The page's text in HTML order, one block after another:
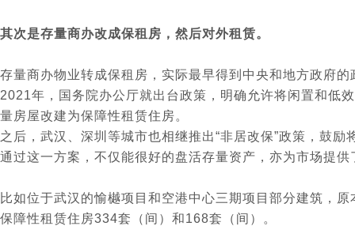
其次是存量商办改成保租房，然后对外租赁。
存量商办物业转成保租房，实际最早得到中央和地方政府的
2021年，国务院办公厅就出台政策，明确允许将闲置和低
量房屋改建为保障性租赁住房。
之后，武汉、深圳等城市也相继推出“非居改保”政策，鼓
通过这一方案，不仅能很好的盘活存量资产，亦为市场提
比如位于武汉的愉樾项目和空港中心三期项目部分建筑，
保障性租赁住房334套（间）和168套（间）。